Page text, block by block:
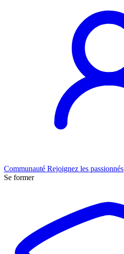
Communauté Rejoignez les passionnés
Se former